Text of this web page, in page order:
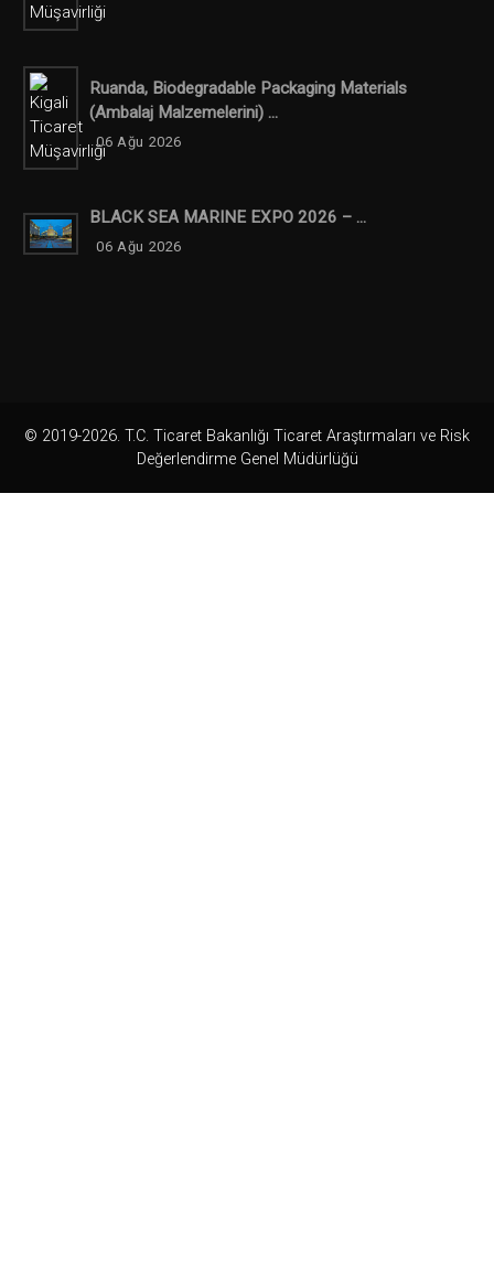
Ruanda, Biodegradable Packaging Materials
(ambalaj Malzemelerini) ...
06 Ağu 2026
BLACK SEA MARINE EXPO 2026 – ...
06 Ağu 2026
© 2019-2026. T.C. Ticaret Bakanlığı Ticaret Araştırmaları ve Risk
Değerlendirme Genel Müdürlüğü